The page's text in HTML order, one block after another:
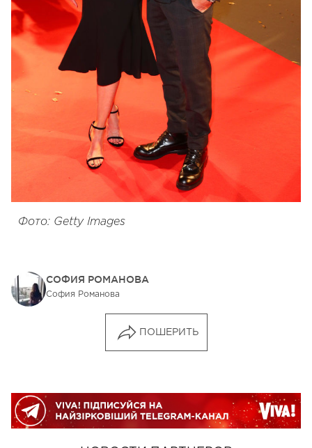
Фото: Getty Images
СОФИЯ РОМАНОВА
София Романова
ПОШЕРИТЬ